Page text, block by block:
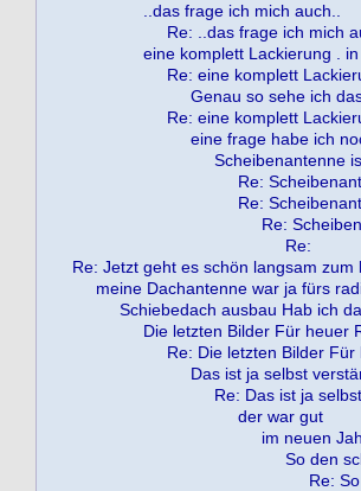
..das frage ich mich auch..
Re: ..das frage ich mich
eine komplett Lackierung .
Re: eine komplett
Genau so sehe ich
Re: eine komplett
eine frage habe ich
Scheibenantenne
Re:
Re:
Re:
Re:
Re: Jetzt geht es schön langsam zum
meine Dachantenne war ja fürs
Schiebedach ausbau Hab ich
Die letzten Bilder Für heuer
Re: Die letzten Bilder
Das ist ja selbst
Re: Das ist ja
der war gut
im neuen
So den
Re: